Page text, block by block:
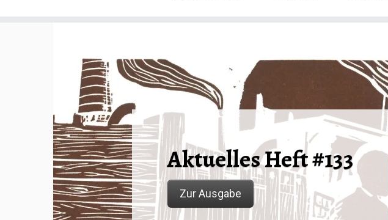
Aktuelles Heft #133
Zur Ausgabe